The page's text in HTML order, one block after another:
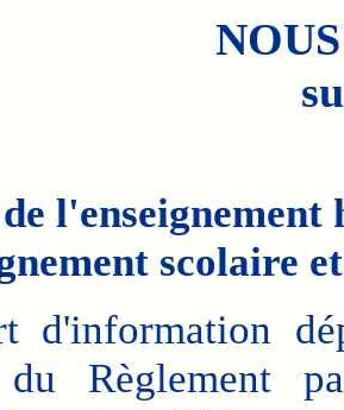
l'enseignement
scolaire
d'information
du Règlement